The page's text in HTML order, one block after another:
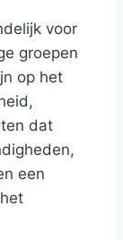
voor
groepen
op het
dat
een